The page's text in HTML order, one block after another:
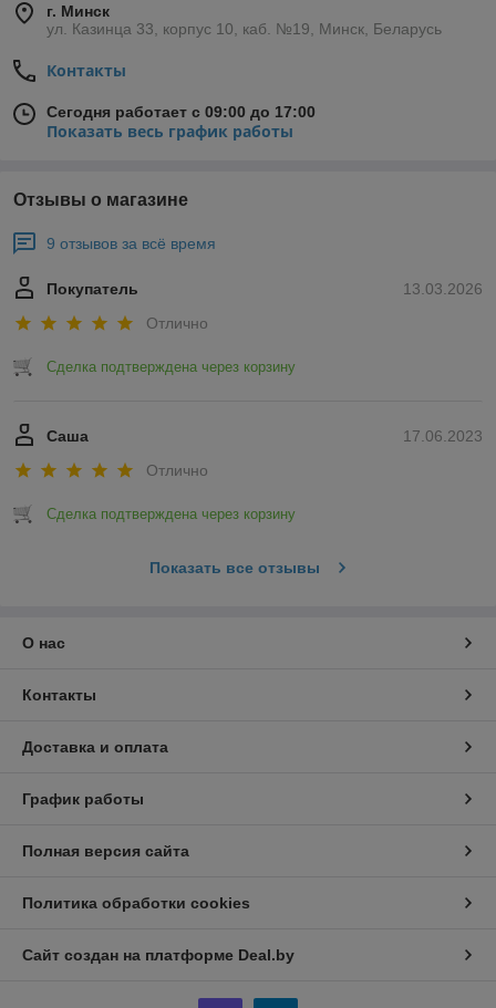
г. Минск
ул. Казинца 33, корпус 10, каб. №19, Минск, Беларусь
Контакты
Сегодня работает с 09:00 до 17:00
Показать весь график работы
Отзывы о магазине
9 отзывов за всё время
13.03.2026
Покупатель
Отлично
Сделка подтверждена через корзину
17.06.2023
Саша
Отлично
Сделка подтверждена через корзину
Показать все отзывы
О нас
Контакты
Доставка и оплата
График работы
Полная версия сайта
Политика обработки cookies
Сайт создан на платформе Deal.by